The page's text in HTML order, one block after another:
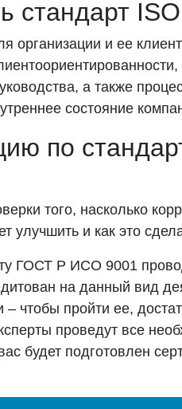
стандарт
организации и ее
а также
состояние
по
того, насколько
улучшить и как это
ГОСТ Р ИСО 9001
на данный вид
чтобы пройти ее,
проведут все
будет подготовлен